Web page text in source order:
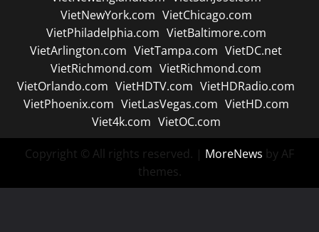
VietNewYork.com VietChicago.com
VietPhiladelphia.com VietBaltimore.com
VietArlington.com VietTampa.com VietDC.net
VietRichmond.com VietRichmond.com
VietOrlando.com VietHDTV.com VietHDRadio.com
VietPhoenix.com VietLasVegas.com VietHD.com
Viet4k.com VietOC.com
Copyright © All rights reserved. | MoreNews by AF
themes.